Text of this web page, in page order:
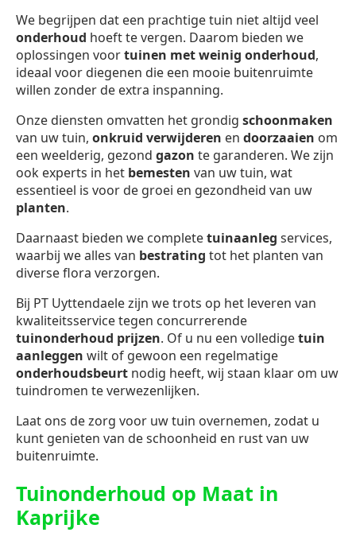
We begrijpen dat een prachtige tuin niet altijd veel
onderhoud hoeft te vergen. Daarom bieden we
oplossingen voortuinen met weinig onderhoud,
ideaal voor diegenen die een mooie buitenruimte
willen zonder de extra inspanning.
Onze diensten omvatten het grondig schoonmaken
van uw tuin, onkruid verwijderen en doorzaaien om
een weelderig, gezond gazon te garanderen. We zijn
ook experts in het bemesten van uw tuin, wat
essentieel is voor de groei en gezondheid van uw
planten.
Daarnaast bieden we completetuinaanleg services,
waarbij we alles van bestrating tot het planten van
diverse flora verzorgen.
Bij PT Uyttendaele zijn we trots op het leveren van
kwaliteitsservice tegen concurrerende
tuinonderhoud prijzen. Of u nu een volledigetuin
aanleggen wilt of gewoon een regelmatige
onderhoudsbeurt nodig heeft, wij staan klaar om uw
tuindromen te verwezenlijken.
Laat ons de zorg voor uw tuin overnemen, zodat u
kunt genieten van de schoonheid en rust van uw
buitenruimte.
Tuinonderhoud op Maat in
Kaprijke